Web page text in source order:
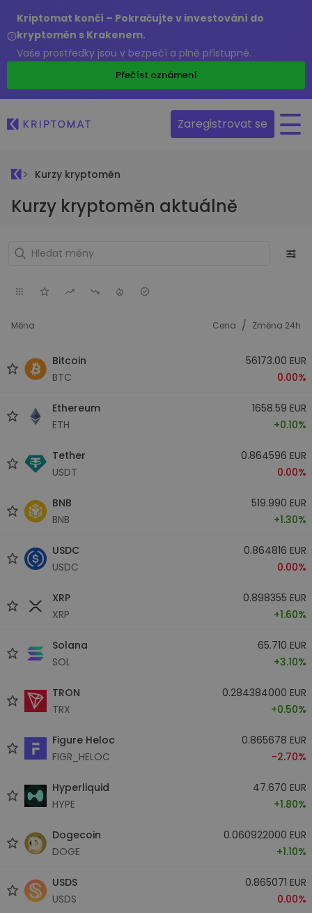
Kriptomat končí – Pokračujte v investování do
kryptoměn s Krakenem.
Vaše prostředky jsou v bezpečí a plně přístupné.
Přečíst oznámení
Zaregistrovat se
Kurzy kryptoměn
Kurzy kryptoměn aktuálně
Měna Cena / Změna 24h
Bitcoin
BTC
56173.00 EUR
0.00%
Ethereum
ETH
1658.59 EUR
+0.10%
Tether
USDT
0.864596 EUR
0.00%
BNB
BNB
519.990 EUR
+1.30%
USDC
USDC
0.864816 EUR
0.00%
XRP
XRP
0.898355 EUR
+1.60%
Solana
SOL
65.710 EUR
+3.10%
TRON
TRX
0.284384000 EUR
+0.50%
Figure Heloc
FIGR_HELOC
0.865678 EUR
-2.70%
Hyperliquid
HYPE
47.670 EUR
+1.80%
Dogecoin
DOGE
0.060922000 EUR
+1.10%
USDS
USDS
0.865071 EUR
0.00%